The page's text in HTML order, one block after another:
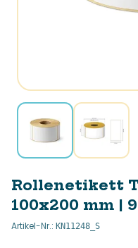
Rollenetikett
100x200 mm |
Artikel-Nr.: KN11248_S